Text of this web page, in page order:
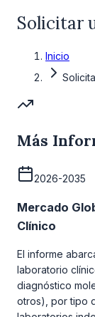
Solicitar
Inicio
Más
2026-2035
Mercado
Clínico
El informe
laboratorio
diagnóstico
otros), por tipo